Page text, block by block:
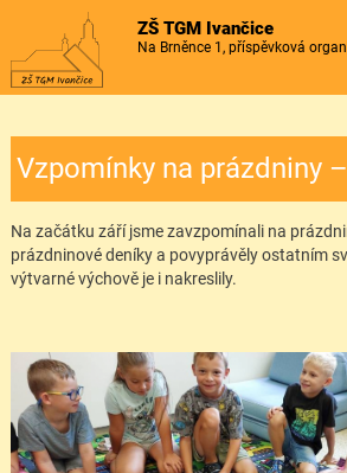
ZŠ TGM Ivančice
Na Brněnce 1, příspěvková
Vzpomínky na prázdniny
Na začátku září jsme zavzpomínali na
prázdninové deníky a povyprávěly ostatním
výtvarné výchově je i nakreslily.